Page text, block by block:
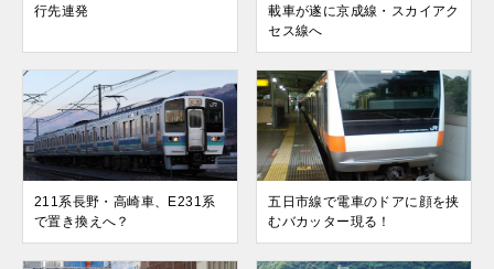
行先連発
載車が遂に京成線・スカイアク
セス線へ
211系長野・高崎車、E231系
で置き換えへ？
五日市線で電車のドアに顔を挟
むバカッター現る！